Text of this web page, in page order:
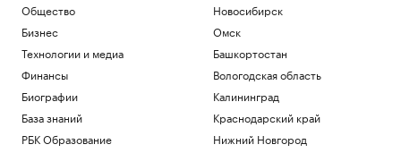
Общество
Бизнес
Технологии и медиа
Финансы
Биографии
База знаний
РБК Образование
Новосибирск
Омск
Башкортостан
Вологодская область
Калининград
Краснодарский край
Нижний Новгород